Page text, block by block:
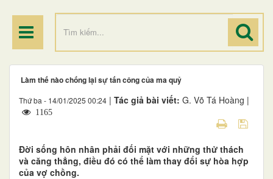
Làm thế nào chống lại sự tấn công của ma quỷ
Thứ ba - 14/01/2025 00:24 | Tác giả bài viết: G. Võ Tá Hoàng |
1165
Đời sống hôn nhân phải đối mặt với những thử thách
và căng thẳng, điều đó có thể làm thay đổi sự hòa hợp
của vợ chồng.